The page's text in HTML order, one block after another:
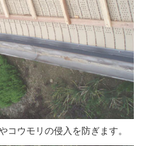
コウモリの侵入を防ぎます。